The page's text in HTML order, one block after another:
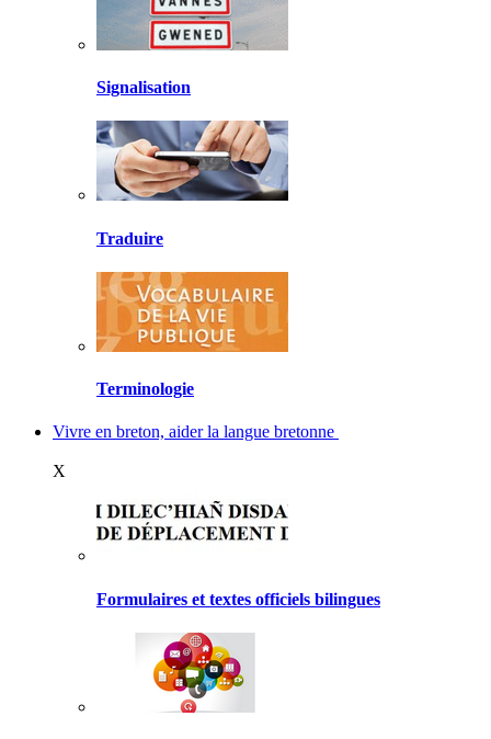
Signalisation
Traduire
Terminologie
Vivre en breton, aider la langue bretonne
X
Formulaires et textes officiels bilingues